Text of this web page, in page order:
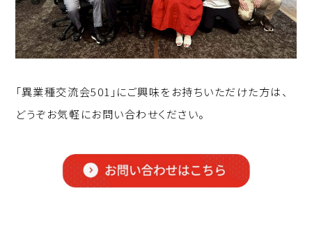
「異業種交流会501」にご興味をお持ちいただけた方は、
どうぞお気軽にお問い合わせください。